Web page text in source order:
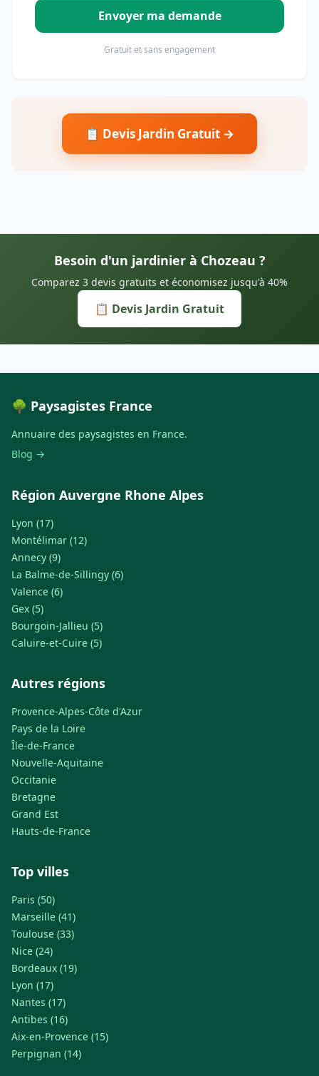
Envoyer ma demande
Gratuit et sans engagement
📋 Devis Jardin Gratuit →
Besoin d'un jardinier à Chozeau ?
Comparez 3 devis gratuits et économisez jusqu'à 40%
📋 Devis Jardin Gratuit
🌳 Paysagistes France
Annuaire des paysagistes en France.
Blog →
Région Auvergne Rhone Alpes
Lyon (17)
Montélimar (12)
Annecy (9)
La Balme-de-Sillingy (6)
Valence (6)
Gex (5)
Bourgoin-Jallieu (5)
Caluire-et-Cuire (5)
Autres régions
Provence-Alpes-Côte d'Azur
Pays de la Loire
Île-de-France
Nouvelle-Aquitaine
Occitanie
Bretagne
Grand Est
Hauts-de-France
Top villes
Paris (50)
Marseille (41)
Toulouse (33)
Nice (24)
Bordeaux (19)
Lyon (17)
Nantes (17)
Antibes (16)
Aix-en-Provence (15)
Perpignan (14)